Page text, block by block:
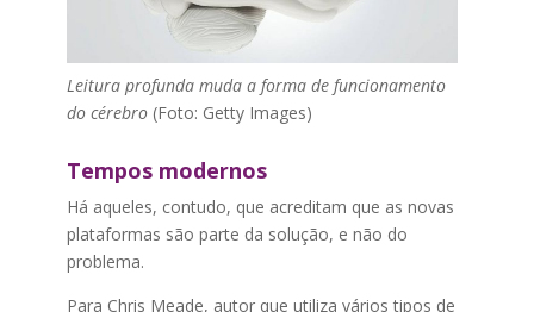
Leitura profunda muda a forma de funcionamento
do cérebro(Foto: Getty Images)
Tempos modernos
Há aqueles, contudo, que acreditam que as novas
plataformas são parte da solução, e não do
problema.
Para Chris Meade, autor que utiliza vários tipos de